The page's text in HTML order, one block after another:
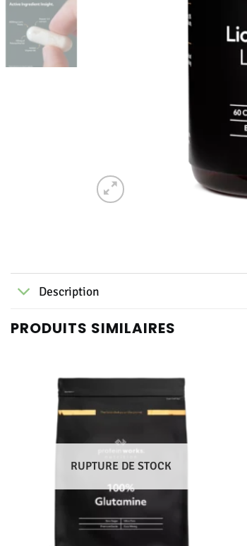
Description
PRODUITS SIMILAIRES
RUPTURE DE STOCK